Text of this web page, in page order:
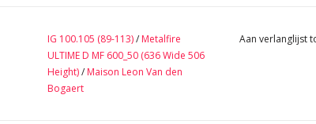
IG 100.105 (89-113)/ Metalfire
ULTIME D MF 600_50 (636 Wide 506
Height)/ Maison Leon Van den
Bogaert
Aan verlanglijst